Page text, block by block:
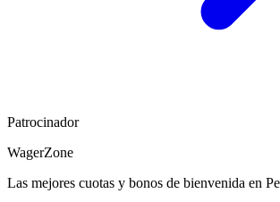
Patrocinador
WagerZone
Las mejores cuotas y bonos de bienvenida en